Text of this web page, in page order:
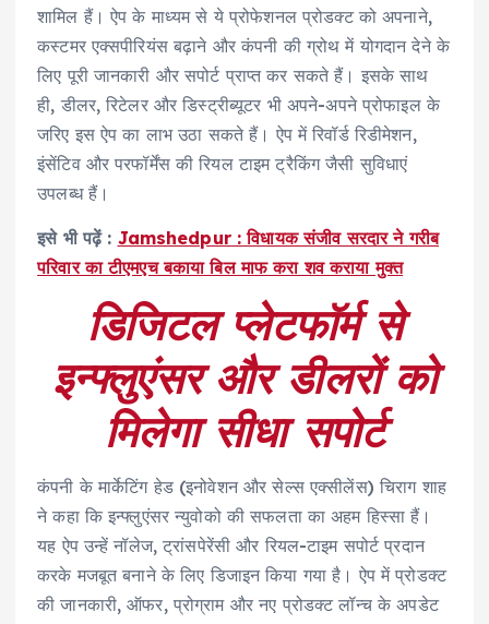
शामिल हैं। ऐप के माध्यम से ये प्रोफेशनल प्रोडक्ट को अपनाने,
कस्टमर एक्सपीरियंस बढ़ाने और कंपनी की ग्रोथ में योगदान देने के
लिए पूरी जानकारी और सपोर्ट प्राप्त कर सकते हैं। इसके साथ
ही, डीलर, रिटेलर और डिस्ट्रीब्यूटर भी अपने-अपने प्रोफाइल के
जरिए इस ऐप का लाभ उठा सकते हैं। ऐप में रिवॉर्ड रिडीमेशन,
इंसेंटिव और परफॉर्मेंस की रियल टाइम ट्रैकिंग जैसी सुविधाएं
उपलब्ध हैं।
इसे भी पढ़ें : Jamshedpur : विधायक संजीव सरदार ने गरीब
परिवार का टीएमएच बकाया बिल माफ करा शव कराया मुक्त
डिजिटल प्लेटफॉर्म से
इन्फ्लुएंसर और डीलरों को
मिलेगा सीधा सपोर्ट
कंपनी के मार्केटिंग हेड (इनोवेशन और सेल्स एक्सीलेंस) चिराग शाह
ने कहा कि इन्फ्लुएंसर न्युवोको की सफलता का अहम हिस्सा हैं।
यह ऐप उन्हें नॉलेज, ट्रांसपेरेंसी और रियल-टाइम सपोर्ट प्रदान
करके मजबूत बनाने के लिए डिजाइन किया गया है। ऐप में प्रोडक्ट
की जानकारी, ऑफर, प्रोग्राम और नए प्रोडक्ट लॉन्च के अपडेट